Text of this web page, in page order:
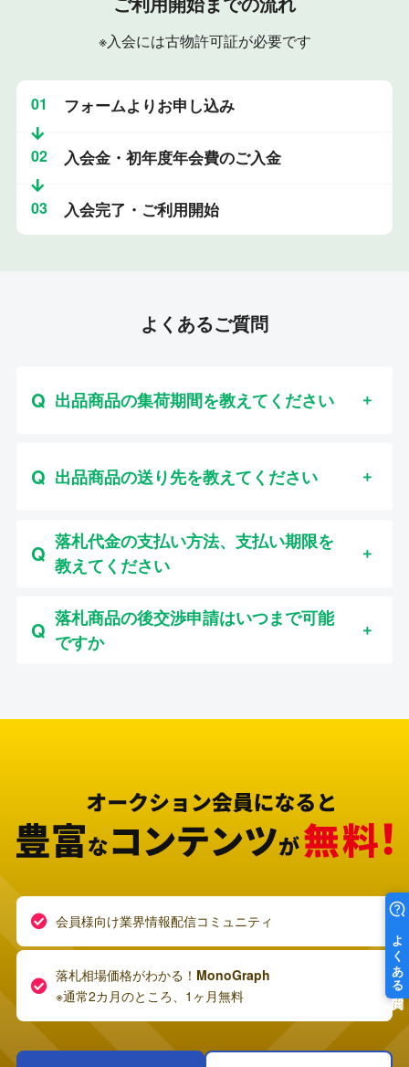
※入会には古物許可証が必要です
01 フォームよりお申し込み
02 入会金・初年度年会費のご入金
03 入会完了・ご利用開始
よくあるご質問
出品商品の集荷期間を教えてください
出品商品の送り先を教えてください
落札代金の支払い方法、支払い期限を
教えてください
落札商品の後交渉申請はいつまで可能
ですか
会員様向け業界情報配信コミュニティ
落札相場価格がわかる！ MonoGraph
※通常2カ月のところ、1ヶ月無料